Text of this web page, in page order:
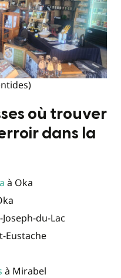
où trouver
dans la
à Oka
du-Lac
Eustache
à Mirabel